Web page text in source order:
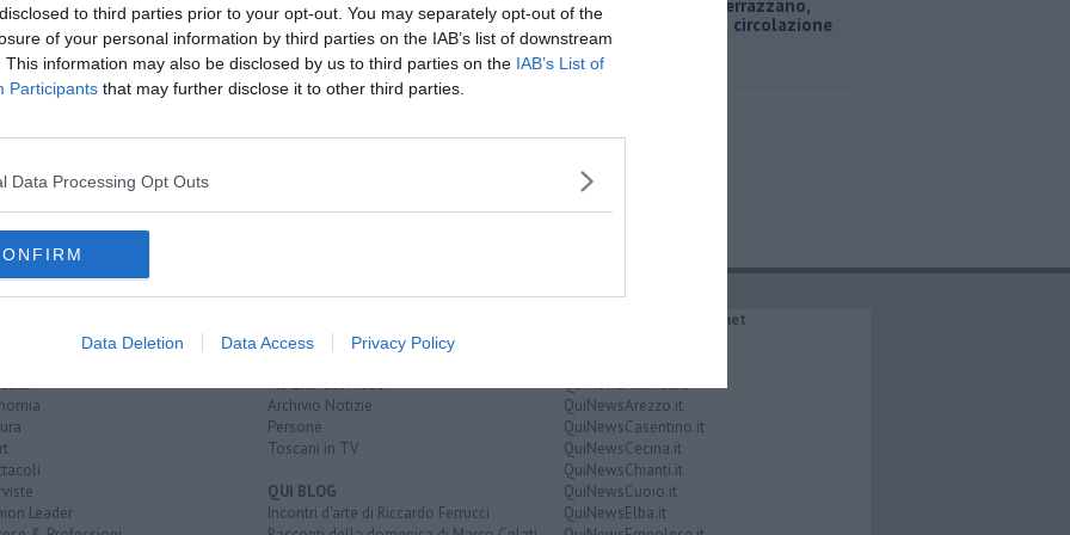
to third parties prior to your opt-out. You may separately opt-out of the
of your personal information by third parties on the IAB’s list of downstream
This information may also be disclosed by us to third parties on the IAB’s List of
Participants that may further disclose it to other third parties.
Data Processing Opt Outs
Data Deletion Data Access Privacy Policy
Frana di Serrazzano,
riaperta la circolazione
Leader
Le notizie di oggi
Più Letti del mese
Archivio Notizie
Persone
Toscani in TV
QUI BLOG
Incontri d'arte di Riccardo Ferrucci
IL NETWORK QuiNews.net
QuiNewsAnimali.it
QuiNewsArezzo.it
QuiNewsCasentino.it
QuiNewsCecina.it
QuiNewsChianti.it
QuiNewsCuoio.it
QuiNewsElba.it